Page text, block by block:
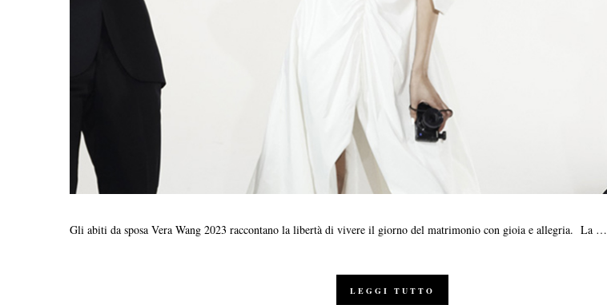
Gli abiti da sposa Vera Wang 2023 raccontano la libertà di vivere il giorno del matrimonio con gioia e allegria. La …
LEGGI TUTTO